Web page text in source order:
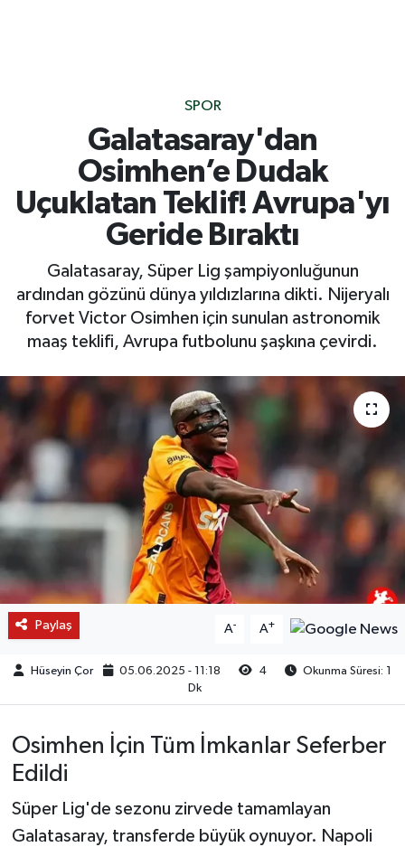
SPOR
Galatasaray'dan
Osimhen’e Dudak
Uçuklatan Teklif! Avrupa'yı
Geride Bıraktı
Galatasaray, Süper Lig şampiyonluğunun
ardından gözünü dünya yıldızlarına dikti. Nijeryalı
forvet Victor Osimhen için sunulan astronomik
maaş teklifi, Avrupa futbolunu şaşkına çevirdi.
Paylaş A- A+
Hüseyin Çor 05.06.2025 - 11:18 4
Okunma Süresi: 1
Dk
Osimhen İçin Tüm İmkanlar Seferber
Edildi
Süper Lig'de sezonu zirvede tamamlayan
Galatasaray, transferde büyük oynuyor. Napoli